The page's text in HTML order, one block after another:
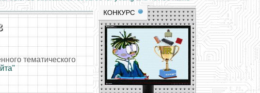
science educational resource for young and novice hams
КОНКУРС
тематического